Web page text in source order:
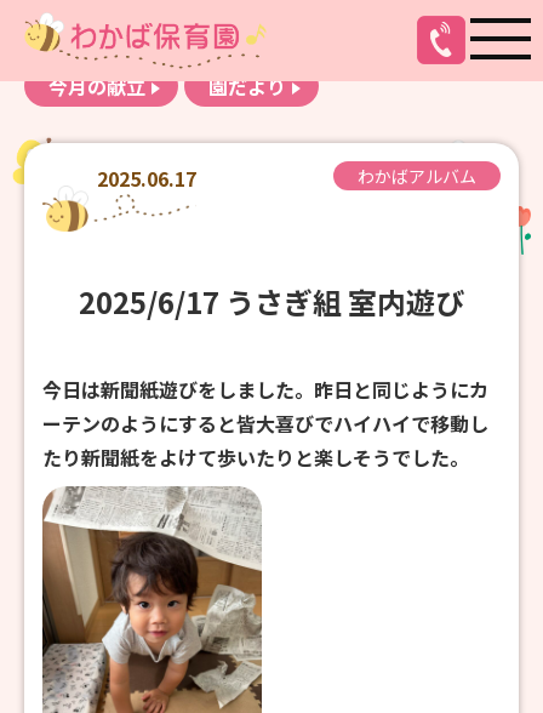
お知らせ
わかばアルバム
今月の献立
園だより
2025.06.17 わかばアルバム
2025/6/17 うさぎ組 室内遊び
今日は新聞紙遊びをしました。昨日と同じようにカ
ーテンのようにすると皆大喜びでハイハイで移動し
たり新聞紙をよけて歩いたりと楽しそうでした。